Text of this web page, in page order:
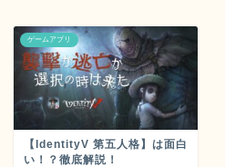
ゲームアプリ
【IdentityV 第五人格】は面白
い！？徹底解説！